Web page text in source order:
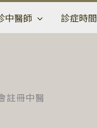
中醫師 診症時間
註冊中醫